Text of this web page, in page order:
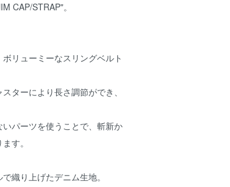
CAP/STRAP"。
リューミーなスリングベルト
ターにより長さ調節ができ、
パーツを使うことで、斬新か
す。
織り上げたデニム生地。